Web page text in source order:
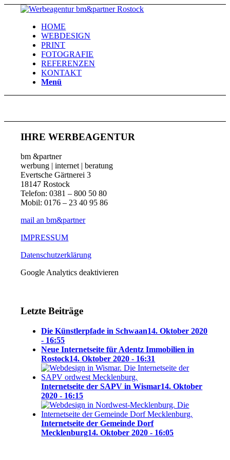
HOME
WEBDESIGN
PRINT
FOTOGRAFIE
REFERENZEN
KONTAKT
Menü
IHRE WERBEAGENTUR
bm &partner
werbung | internet | beratung
Evertsche Gärtnerei 3
18147 Rostock
Telefon: 0381 – 800 50 80
Mobil: 0176 – 23 40 95 86
mail an bm&partner
IMPRESSUM
Datenschutzerklärung
Google Analytics deaktivieren
Letzte Beiträge
Die Künstlerpfade in Schwaan14. Oktober 2020
- 16:55
Neue Internetseite für Adentz Immobilien in
Rostock14. Oktober 2020 - 16:31
Internetseite der SAPV in Wismar14. Oktober
2020 - 16:15
Internetseite der Gemeinde Dorf
Mecklenburg14. Oktober 2020 - 16:05